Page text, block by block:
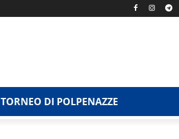
TORNEO DI POLPENAZZE